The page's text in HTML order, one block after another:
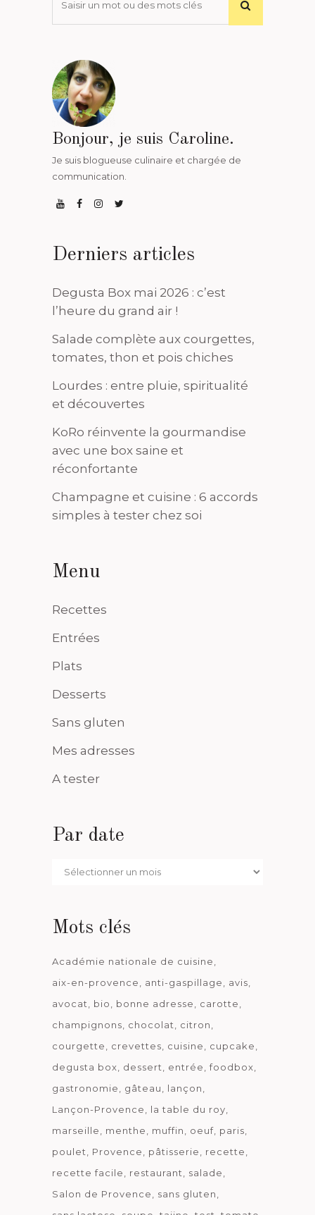
Bonjour, je suis Caroline.
Je suis blogueuse culinaire et chargée de
communication.
Derniers articles
Degusta Box mai 2026 : c’est
l’heure du grand air !
Salade complète aux courgettes,
tomates, thon et pois chiches
Lourdes : entre pluie, spiritualité
et découvertes
KoRo réinvente la gourmandise
avec une box saine et
réconfortante
Champagne et cuisine : 6 accords
simples à tester chez soi
Menu
Recettes
Entrées
Plats
Desserts
Sans gluten
Mes adresses
A tester
Par date
Par
Mots clés
Académie nationale de cuisine
aix-en-provence
anti-gaspillage
avis
avocat
bio bonne adresse
carotte
champignons
chocolat
citron
courgette
crevettes cuisine
cupcake
degusta box
dessert entrée
foodbox
gastronomie
gâteau
lançon
Lançon-Provence
la table du roy
marseille
menthe muffin oeuf paris
poulet
Provence pâtisserie
recette
recette facile
restaurant
salade
Salon de Provence
sans gluten